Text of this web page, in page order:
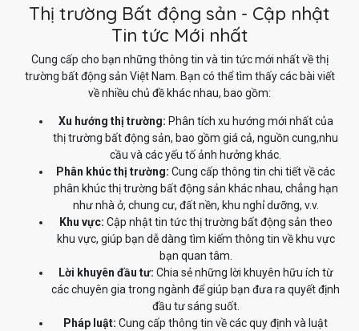
Thị trường Bất động sản - Cập nhật
Tin tức Mới nhất
Cung cấp cho bạn những thông tin và tin tức mới nhất về thị
trường bất động sản Việt Nam. Bạn có thể tìm thấy các bài viết
về nhiều chủ đề khác nhau, bao gồm:
Xu hướng thị trường: Phân tích xu hướng mới nhất của
thị trường bất động sản, bao gồm giá cả, nguồn cung,nhu
cầu và các yếu tố ảnh hưởng khác.
Phân khúc thị trường: Cung cấp thông tin chi tiết về các
phân khúc thị trường bất động sản khác nhau, chẳng hạn
như nhà ở, chung cư, đất nền, khu nghỉ dưỡng, v.v.
Khu vực: Cập nhật tin tức thị trường bất động sản theo
khu vực, giúp bạn dễ dàng tìm kiếm thông tin về khu vực
bạn quan tâm.
Lời khuyên đầu tư: Chia sẻ những lời khuyên hữu ích từ
các chuyên gia trong ngành để giúp bạn đưa ra quyết định
đầu tư sáng suốt.
Pháp luật: Cung cấp thông tin về các quy định và luật